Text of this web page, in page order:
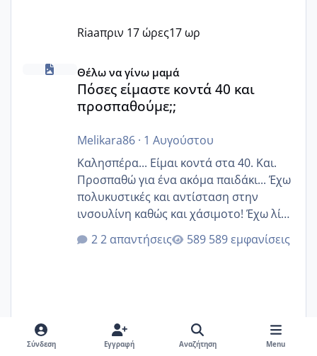
Riaaπριν 17 ώρες17 ωρ
Πόσες είμαστε κοντά 40 και προσπαθούμε;;
Θέλω να γίνω μαμά
Πόσες είμαστε κοντά 40 και
προσπαθούμε;;
Melikara86· 1 Αυγούστου
Καλησπέρα... Είμαι κοντά στα 40. Και.
Προσπαθώ για ένα ακόμα παιδάκι... Έχω
πολυκυστικές και αντίσταση στην
ινσουλίνη καθώς και χάσιμοτο! Έχω λίγα
κιλά παραπάνω και όσο κ αν προσπαθώ
δεν χάνω εύκολα! Προσπαθώ για ακόμη
περίοδο αυτό τον μήνα περίμενα 20 δεν
ήρθα απλά είδα λίγα ροζ έκανα υπέρηχο
2 απαντήσεις 589 εμφανίσεις
Σύνδεση Εγγραφή Αναζήτηση Menu